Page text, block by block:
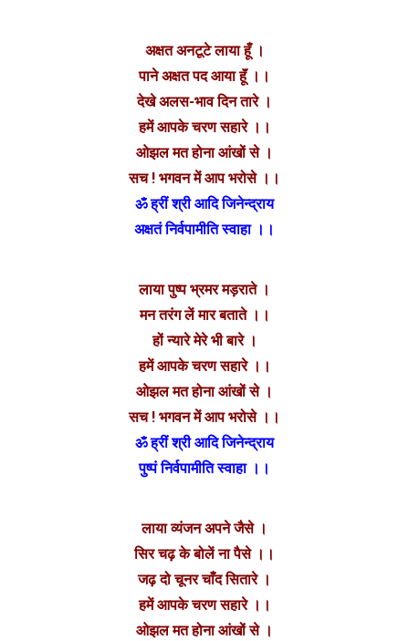
अक्षत अनटूटे लाया हूँ ।
पाने अक्षत पद आया हूॅं ।।
देखे अलस-भाव दिन तारे ।
हमें आपके चरण सहारे ।।
ओझल मत होना आंखों से ।
सच ! भगवन में आप भरोसे ।।
ॐ ह्रीं श्री आदि जिनेन्द्राय
अक्षतं निर्वपामीति स्वाहा ।।
लाया पुष्प भ्रमर मड़‌राते ।
मन तरंग लें मार बताते ।।
हों न्यारे मेरे भी बारे ।
हमें आपके चरण सहारे ।।
ओझल मत होना आंखों से ।
सच ! भगवन में आप भरोसे ।।
ॐ ह्रीं श्री आदि जिनेन्द्राय
पुष्पं निर्वपामीति स्वाहा ।।
लाया व्यंजन अपने जैसे ।
सिर चढ़ के बोलें ना पैसे ।।
जढ़ दो चूनर चाँद सितारे ।
हमें आपके चरण सहारे ।।
ओझल मत होना आंखों से ।